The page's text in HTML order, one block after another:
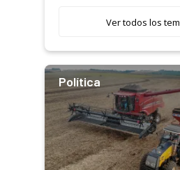
Ver todos los
Política